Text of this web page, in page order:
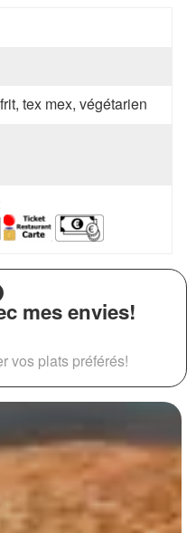
tex mex, végétarien
mes envies!
vos plats préférés!